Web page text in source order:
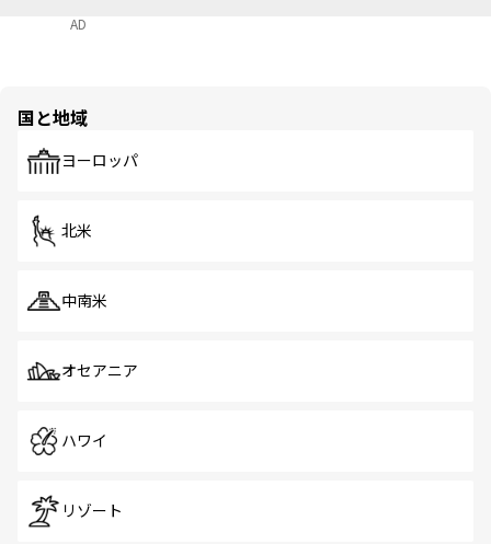
AD
国と地域
ヨーロッパ
北米
中南米
オセアニア
ハワイ
リゾート